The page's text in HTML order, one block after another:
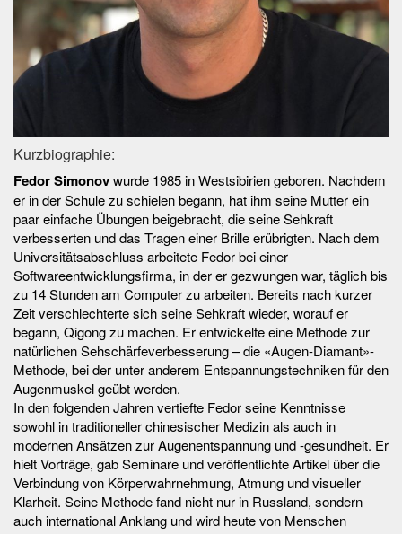
Kurzbiographie:
Fedor Simonovwurde 1985 in Westsibirien geboren. Nachdem
er in der Schule zu schielen begann, hat ihm seine Mutter ein
paar einfache Übungen beigebracht, die seine Sehkraft
verbesserten und das Tragen einer Brille erübrigten. Nach dem
Universitätsabschluss arbeitete Fedor bei einer
Softwareentwicklungsfirma, in der er gezwungen war, täglich bis
zu 14 Stunden am Computer zu arbeiten. Bereits nach kurzer
Zeit verschlechterte sich seine Sehkraft wieder, worauf er
begann, Qigong zu machen. Er entwickelte eine Methode zur
natürlichen Sehschärfeverbesserung – die «Augen-Diamant»-
Methode, bei der unter anderem Entspannungstechniken für den
Augenmuskel geübt werden.
In den folgenden Jahren vertiefte Fedor seine Kenntnisse
sowohl in traditioneller chinesischer Medizin als auch in
modernen Ansätzen zur Augenentspannung und -gesundheit. Er
hielt Vorträge, gab Seminare und veröffentlichte Artikel über die
Verbindung von Körperwahrnehmung, Atmung und visueller
Klarheit. Seine Methode fand nicht nur in Russland, sondern
auch international Anklang und wird heute von Menschen